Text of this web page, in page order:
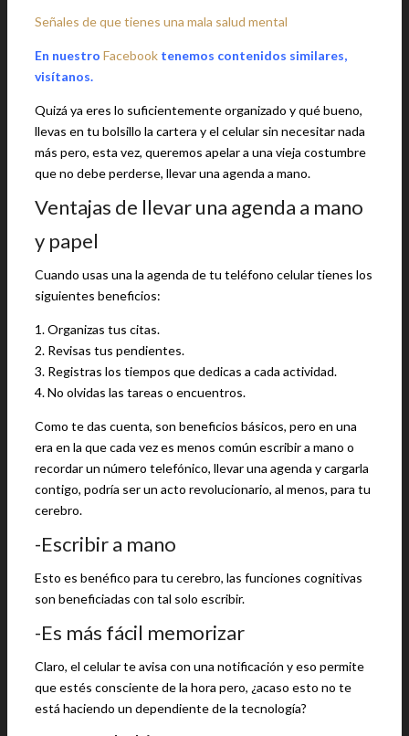
Señales de que tienes una mala salud mental
En nuestro Facebook tenemos contenidos similares,
visítanos.
Quizá ya eres lo suficientemente organizado y qué bueno,
llevas en tu bolsillo la cartera y el celular sin necesitar nada
más pero, esta vez, queremos apelar a una vieja costumbre
que no debe perderse, llevar una agenda a mano.
Ventajas de llevar una agenda a mano
y papel
Cuando usas una la agenda de tu teléfono celular tienes los
siguientes beneficios:
1. Organizas tus citas.
2. Revisas tus pendientes.
3. Registras los tiempos que dedicas a cada actividad.
4. No olvidas las tareas o encuentros.
Como te das cuenta, son beneficios básicos, pero en una
era en la que cada vez es menos común escribir a mano o
recordar un número telefónico, llevar una agenda y cargarla
contigo, podría ser un acto revolucionario, al menos, para tu
cerebro.
-Escribir a mano
Esto es benéfico para tu cerebro, las funciones cognitivas
son beneficiadas con tal solo escribir.
-Es más fácil memorizar
Claro, el celular te avisa con una notificación y eso permite
que estés consciente de la hora pero, ¿acaso esto no te
está haciendo un dependiente de la tecnología?